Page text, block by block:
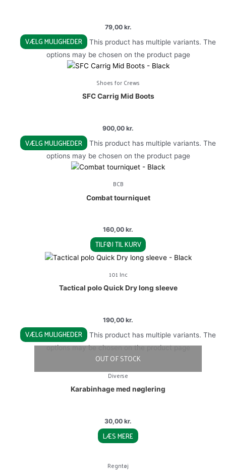
79,00 kr.
VÆLG MULIGHEDER
This product has multiple variants. The
options may be chosen on the product page
Shoes for Crews
SFC Carrig Mid Boots
900,00 kr.
VÆLG MULIGHEDER
This product has multiple variants. The
options may be chosen on the product page
BCB
Combat tourniquet
160,00 kr.
TILFØJ TIL KURV
101 Inc
Tactical polo Quick Dry long sleeve
190,00 kr.
VÆLG MULIGHEDER
This product has multiple variants. The
options may be chosen on the product page
OUT OF STOCK
Diverse
Karabinhage med nøglering
30,00 kr.
LÆS MERE
Regntøj